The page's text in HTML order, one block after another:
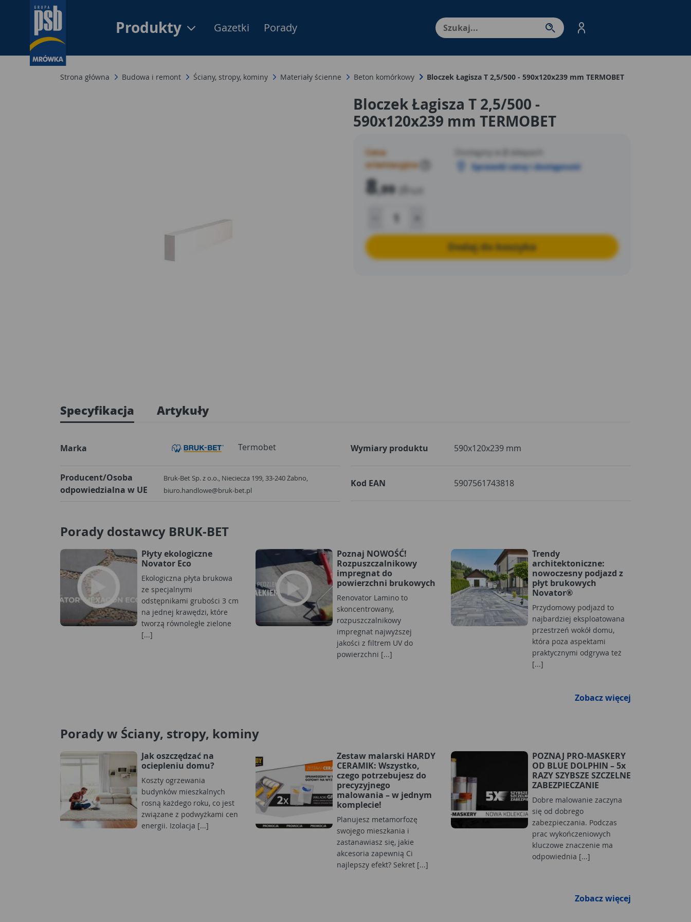
Produkty Menu Produktów, nawigacja: Enter - przejdź do strony produktów. Spacja – otwórz/
Gazetki Porady
Strona główna Budowa i remont Ściany, stropy, kominy Materiały ścienne Beton komórkowy Bloczek Łagisza T 2,5/500 - 590x120x239 mm TERMOBET
Bloczek Łagisza T 2,5/500 -
590x120x239 mm TERMOBET
Cena
orientacyjna
8,99 zł /szt
Dostępny w
sklepach
Sprawdź cenę i dostępność
Dodaj do koszyka
Specyfikacja Artykuły
Marka Termobet
Producent/Osoba
odpowiedzialna w UE
Bruk-Bet Sp. z o.o., Nieciecza 199, 33-240 Żabno,
biuro.handlowe@bruk-bet.pl
Wymiary produktu 590x120x239 mm
Kod EAN 5907561743818
Porady dostawcy BRUK-BET
Płyty ekologiczne
Novator Eco
Ekologiczna płyta brukowa
ze specjalnymi
odstępnikami grubości 3 cm
na jednej krawędzi, które
tworzą równoległe zielone
[...]
Poznaj NOWOŚĆ!
Rozpuszczalnikowy
impregnat do
powierzchni brukowych
Renovator Lamino to
skoncentrowany,
rozpuszczalnikowy
impregnat najwyższej
jakości z filtrem UV do
powierzchni [...]
Trendy
architektoniczne:
nowoczesny podjazd z
płyt brukowych
Novator®
Przydomowy podjazd to
najbardziej eksploatowana
przestrzeń wokół domu,
która poza aspektami
praktycznymi odgrywa też
[...]
Zobacz więcej
Porady w Ściany, stropy, kominy
Jak oszczędzać na
ociepleniu domu?
Koszty ogrzewania
budynków mieszkalnych
rosną każdego roku, co jest
związane z podwyżkami cen
energii. Izolacja [...]
Zestaw malarski HARDY
CERAMIK: Wszystko,
czego potrzebujesz do
precyzyjnego
malowania – w jednym
komplecie!
Planujesz metamorfozę
swojego mieszkania i
zastanawiasz się, jakie
akcesoria zapewnią Ci
najlepszy efekt? Sekret [...]
POZNAJ PRO-MASKERY
OD BLUE DOLPHIN – 5x
RAZY SZYBSZE SZCZELNE
ZABEZPIECZANIE
Dobre malowanie zaczyna
się od dobrego
zabezpieczania. Podczas
prac wykończeniowych
kluczowe znaczenie ma
odpowiednia [...]
Zobacz więcej